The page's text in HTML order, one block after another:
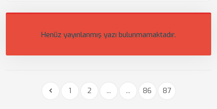
Henüz yayınlanmış yazı bulunmamaktadır.
1 2 ... ... 86 87